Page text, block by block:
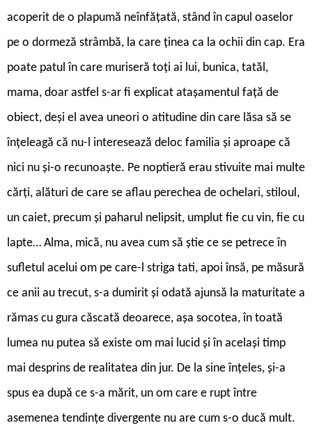
acoperit de o plapumă neînfățată, stând în capul oaselor
pe o dormeză strâmbă, la care ținea ca la ochii din cap. Era
poate patul în care muriseră toți ai lui, bunica, tatăl,
mama, doar astfel s-ar fi explicat atașamentul față de
obiect, deși el avea uneori o atitudine din care lăsa să se
înțeleagă că nu-l interesează deloc familia și aproape că
nici nu și-o recunoaște. Pe noptieră erau stivuite mai multe
cărți, alături de care se aflau perechea de ochelari, stiloul,
un caiet, precum și paharul nelipsit, umplut fie cu vin, fie cu
lapte… Alma, mică, nu avea cum să știe ce se petrece în
sufletul acelui om pe care-l striga tati, apoi însă, pe măsură
ce anii au trecut, s-a dumirit și odată ajunsă la maturitate a
rămas cu gura căscată deoarece, așa socotea, în toată
lumea nu putea să existe om mai lucid și în același timp
mai desprins de realitatea din jur. De la sine înțeles, și-a
spus ea după ce s-a mărit, un om care e rupt între
asemenea tendințe divergente nu are cum s-o ducă mult.